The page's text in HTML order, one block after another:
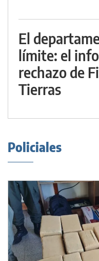
El
límite: el
rechazo de
Tierras
Policiales